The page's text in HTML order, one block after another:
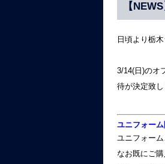
【
日頃より栃
3/14(日)のオ
待が決定致し
ユニフォー
ユニフォー
なお既にご